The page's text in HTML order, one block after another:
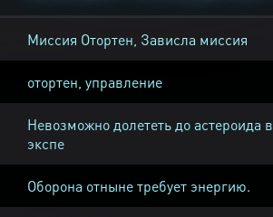
Миссия Отортен, Зависла миссия
отортен, управление
Невозможно долететь до астероида в
экспе
Оборона отныне требует энергию.